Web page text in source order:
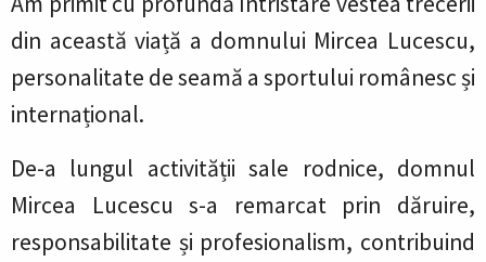
din această viață a domnului Mircea Lucescu,
personalitate de seamă a sportului românesc și
internațional.
De-a lungul activității sale rodnice, domnul
Mircea Lucescu s-a remarcat prin dăruire,
responsabilitate și profesionalism, contribuind